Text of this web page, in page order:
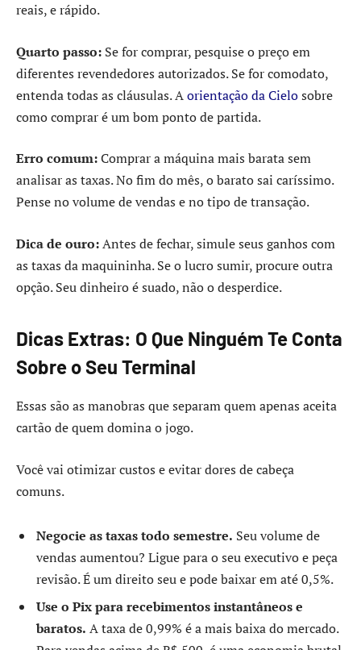
reais, e rápido.
Quarto passo: Se for comprar, pesquise o preço em
diferentes revendedores autorizados. Se for comodato,
entenda todas as cláusulas. Aorientação da Cielosobre
como comprar é um bom ponto de partida.
Erro comum:Comprar a máquina mais barata sem
analisar as taxas. No fim do mês, o barato sai caríssimo.
Pense no volume de vendas e no tipo de transação.
Dica de ouro:Antes de fechar, simule seus ganhos com
as taxas da maquininha. Se o lucro sumir, procure outra
opção. Seu dinheiro é suado, não o desperdice.
Dicas Extras: O Que Ninguém Te Conta
Sobre o Seu Terminal
Essas são as manobras que separam quem apenas aceita
cartão de quem domina o jogo.
Você vai otimizar custos e evitar dores de cabeça
comuns.
Negocie as taxas todo semestre. Seu volume de
vendas aumentou? Ligue para o seu executivo e peça
revisão. É um direito seu e pode baixar em até 0,5%.
Use o Pix para recebimentos instantâneos e
baratos. A taxa de 0,99% é a mais baixa do mercado.